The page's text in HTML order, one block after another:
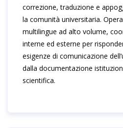
correzione, traduzione e
la comunità universitaria.
multilingue ad alto volume,
interne ed esterne per
esigenze di comunicazione
dalla documentazione
scientifica.